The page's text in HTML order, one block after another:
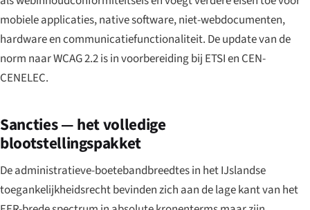
mobiele applicaties, native software, niet-webdocumenten,
hardware en communicatiefunctionaliteit. De update van de
norm naar WCAG 2.2 is in voorbereiding bij ETSI en CEN-
CENELEC.
Sancties — het volledige
blootstellingspakket
De administratieve-boetebandbreedtes in het IJslandse
toegankelijkheidsrecht bevinden zich aan de lage kant van het